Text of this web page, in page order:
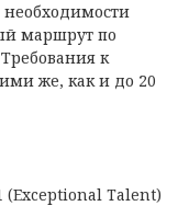
необходимости
маршрут по
к
же, как и до 20
Talent)